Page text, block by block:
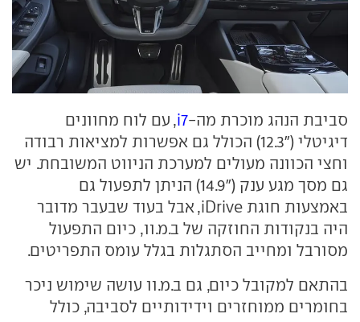
סביבת הנהג מוכרת מה-i7, עם לוח מחוונים
דיגיטלי ("12.3) הכולל גם אפשרות למציאות רבודה
וחצי הכוונה מעולים למערכת הניווט המשובחת. יש
גם מסך מגע ענק ("14.9) הניתן לתפעול גם
באמצעות חוגת iDrive, אבל בעוד שבעבר מדובר
היה בנקודות החוזקה של ב.מ.וו, כיום התפעול
מסורבל ומחייב הסתגלות בגלל עומס התפריטים.
בהתאם למקובל כיום, גם ב.מ.וו עושה שימוש ניכר
בחומרים ממוחזרים וידידותיים לסביבה, כולל